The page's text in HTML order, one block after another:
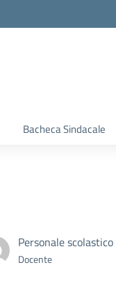
Bacheca Sindacale
Personale scolastico
Docente